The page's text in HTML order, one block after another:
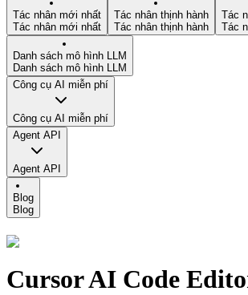
Tác nhân mới nhất
Tác nhân mới nhất
Tác nhân thịnh hành
Tác nhân thịnh hành
Tác
Tác
Danh sách mô hình LLM
Danh sách mô hình LLM
Công cụ AI miễn phí
Công cụ AI miễn phí
Agent API
Agent API
Blog
Blog
Cursor AI Code